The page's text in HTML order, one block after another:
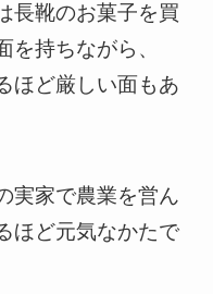
長靴のお菓子を買
を持ちながら、
ほど厳しい面もあ
実家で農業を営ん
ほど元気なかたで